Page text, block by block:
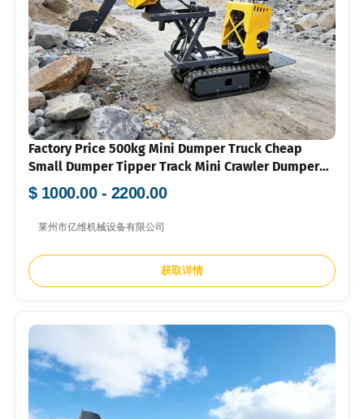
Factory Price 500kg Mini Dumper Truck Cheap
Small Dumper Tipper Track Mini Crawler Dumper
Hydraulic Dump Truck For Sale
$ 1000.00 - 2200.00
莱州市亿维机械设备有限公司
获取详情